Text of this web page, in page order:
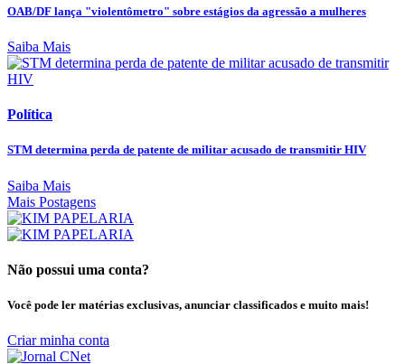
OAB/DF lança "violentômetro" sobre estágios da agressão a mulheres
Saiba Mais
Política
STM determina perda de patente de militar acusado de transmitir HIV
Saiba Mais
Mais Postagens
Não possui uma conta?
Você pode ler matérias exclusivas, anunciar classificados e muito mais!
Criar minha conta